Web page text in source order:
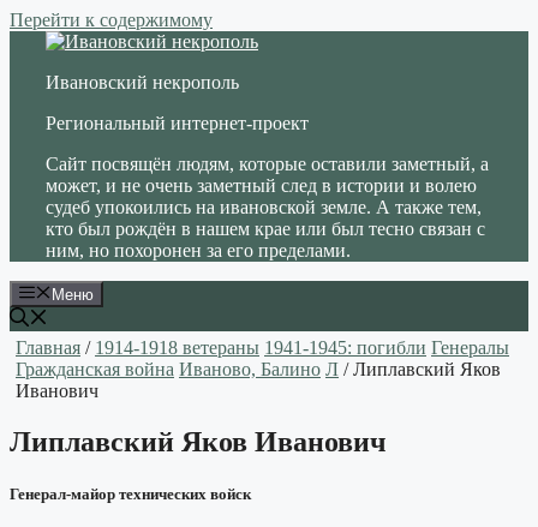
Перейти к содержимому
Ивановский некрополь
Региональный интернет-проект
Сайт посвящён людям, которые оставили заметный, а
может, и не очень заметный след в истории и волею
судеб упокоились на ивановской земле. А также тем,
кто был рождён в нашем крае или был тесно связан с
ним, но похоронен за его пределами.
Меню
Главная / 1914-1918 ветераны 1941-1945: погибли Генералы
Гражданская война Иваново, Балино Л / Липлавский Яков
Иванович
Липлавский Яков Иванович
Генерал-майор технических войск